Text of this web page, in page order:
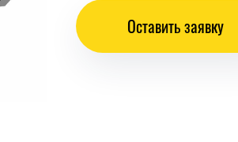
Оставить заявку